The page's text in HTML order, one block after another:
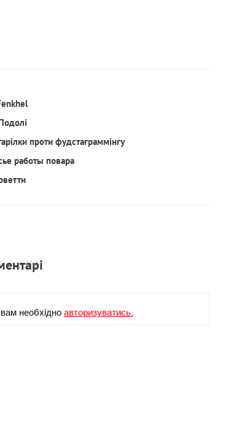
проти фудстаграммінгу
работы повара
необхiдноавторизуватись.